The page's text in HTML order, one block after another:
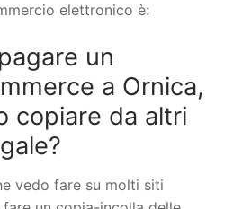
elettronico è:
un
a Ornica,
copiare da altri
vedo fare su molti siti